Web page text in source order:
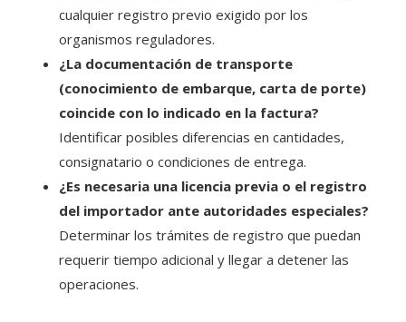
cualquier registro previo exigido por los
organismos reguladores.
¿La documentación de transporte
(conocimiento de embarque, carta de porte)
coincide con lo indicado en la factura?
Identificar posibles diferencias en cantidades,
consignatario o condiciones de entrega.
¿Es necesaria una licencia previa o el registro
del importador ante autoridades especiales?
Determinar los trámites de registro que puedan
requerir tiempo adicional y llegar a detener las
operaciones.